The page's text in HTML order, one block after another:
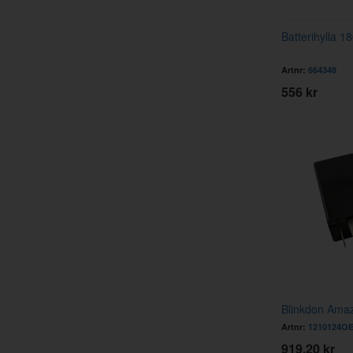
Batterihylla
Artnr: 664348
556 kr
Blinkdon
Artnr: 1210124OE
919.20 kr